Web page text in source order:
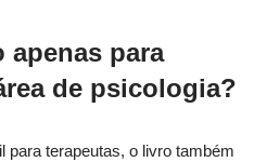
para
de psicologia?
para terapeutas, o livro também